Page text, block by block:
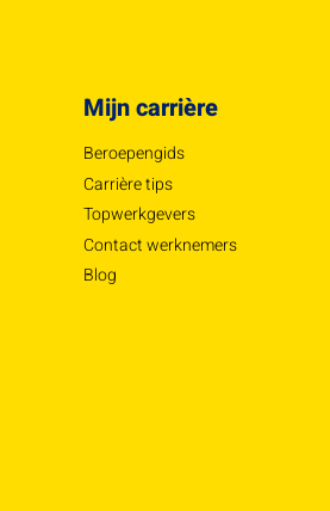
Mijn carrière
Beroepengids
Carrière tips
Topwerkgevers
Contact werknemers
Blog